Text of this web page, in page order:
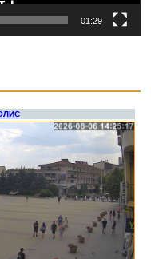
01:29